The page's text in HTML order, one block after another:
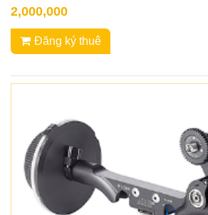
2,000,000
Đăng ký thuê